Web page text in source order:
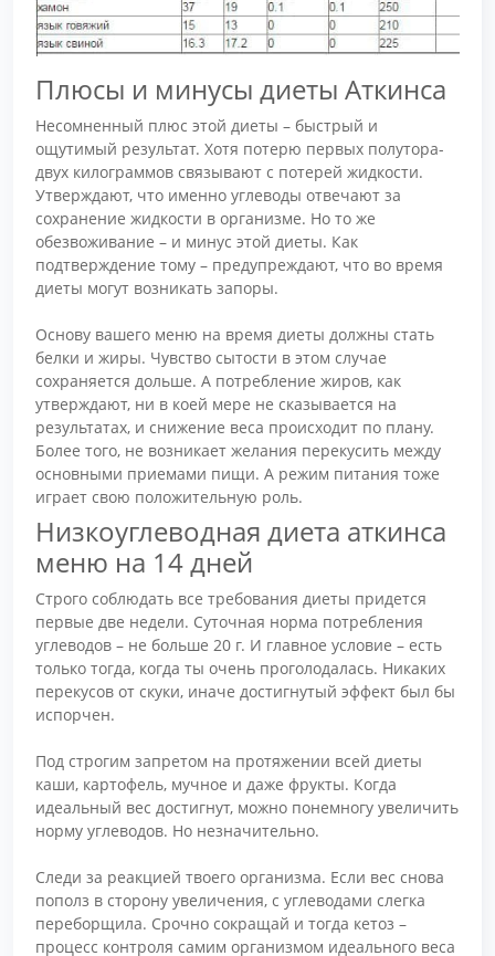
Плюсы и минусы диеты Аткинса
Несомненный плюс этой диеты – быстрый и
ощутимый результат. Хотя потерю первых полутора-
двух килограммов связывают с потерей жидкости.
Утверждают, что именно углеводы отвечают за
сохранение жидкости в организме. Но то же
обезвоживание – и минус этой диеты. Как
подтверждение тому – предупреждают, что во время
диеты могут возникать запоры.
Основу вашего меню на время диеты должны стать
белки и жиры. Чувство сытости в этом случае
сохраняется дольше. А потребление жиров, как
утверждают, ни в коей мере не сказывается на
результатах, и снижение веса происходит по плану.
Более того, не возникает желания перекусить между
основными приемами пищи. А режим питания тоже
играет свою положительную роль.
Низкоуглеводная диета аткинса
меню на 14 дней
Строго соблюдать все требования диеты придется
первые две недели. Суточная норма потребления
углеводов – не больше 20 г. И главное условие – есть
только тогда, когда ты очень проголодалась. Никаких
перекусов от скуки, иначе достигнутый эффект был бы
испорчен.
Под строгим запретом на протяжении всей диеты
каши, картофель, мучное и даже фрукты. Когда
идеальный вес достигнут, можно понемногу увеличить
норму углеводов. Но незначительно.
Следи за реакцией твоего организма. Если вес снова
пополз в сторону увеличения, с углеводами слегка
переборщила. Срочно сокращай и тогда кетоз –
процесс контроля самим организмом идеального веса